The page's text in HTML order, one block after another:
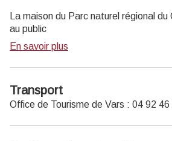
La maison du Parc naturel régional
au public
En savoir plus
Transport
Office de Tourisme de Vars : 04 92 46